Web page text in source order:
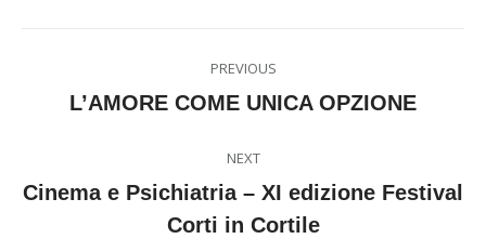
PREVIOUS
Previous
L’AMORE COME UNICA OPZIONE
NEXT
Next
post:
Cinema e Psichiatria – XI edizione Festival
Corti in Cortile